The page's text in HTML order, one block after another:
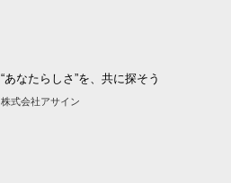
“あなたらしさ”を、共に探そう
株式会社アサイン